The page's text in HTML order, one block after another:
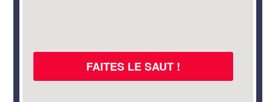
FAITES LE SAUT !